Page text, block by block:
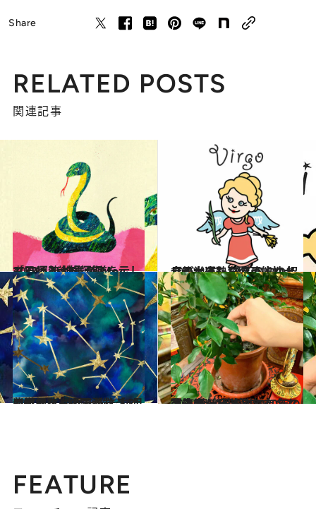
Share
RELATED POSTS
関連記事
2020.3.19
［巳(へび)年］3/24～4/22運勢 神様が道を示してくれる大好運期！
占い 2020.4.13
【乙女座】12星座占い 4月後半運勢 知人からの紹介が大当たりの可能性大
占い
2020.4.1
紫微斗数占いで読む「4月の空気」 世界を悩ますコロナ禍をどの国が救う？
ライフスタイル 2020.1.30
台湾発！ 干支別2020年の運勢 葉っぱ占いで有名な張先生が特別鑑定
旅＆お出かけ
FEATURE